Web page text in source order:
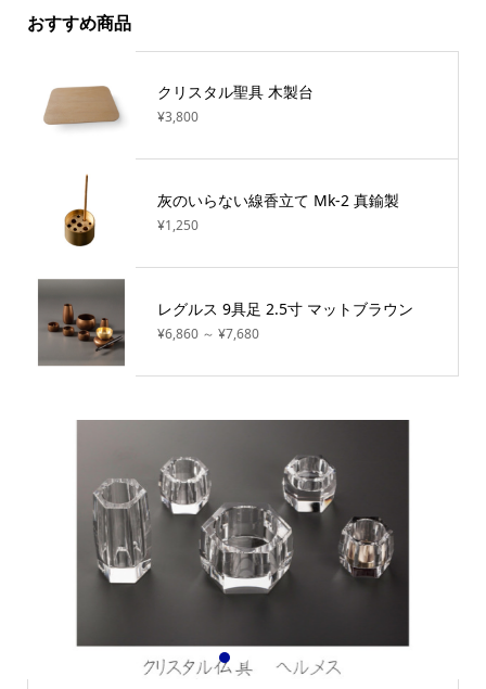
おすすめ商品
クリスタル聖具 木製台
¥3,800
灰のいらない線香立て Mk-2 真鍮製
¥1,250
レグルス 9具足 2.5寸 マットブラウン
¥6,860 ～ ¥7,680
1 2